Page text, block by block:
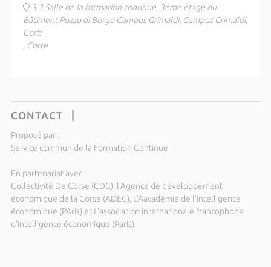
3.3 Salle de la formation continue, 3ème étage du
Bâtiment Pozzo di Borgo Campus Grimaldi, Campus Grimaldi,
Corti
, Corte
CONTACT
Proposé par :
Service commun de la Formation Continue
En partenariat avec :
Collectivité De Corse (CDC), l'Agence de développement
économique de la Corse (ADEC), L’Aacadémie de l'intelligence
économique (PAris) et L’association internationale francophone
d'intelligence économique (Paris).